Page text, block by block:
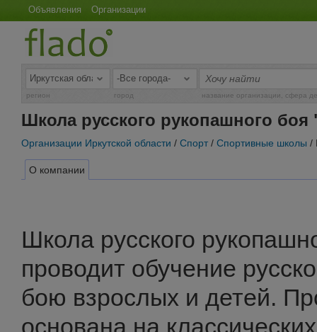
Объявления Организации
регион город название организации, сфера
Школа русского рукопашного
Организации Иркутской области / Спорт / Спортивные школы /
О компании
Школа русского
проводит обучение
бою взрослых и детей.
основана на